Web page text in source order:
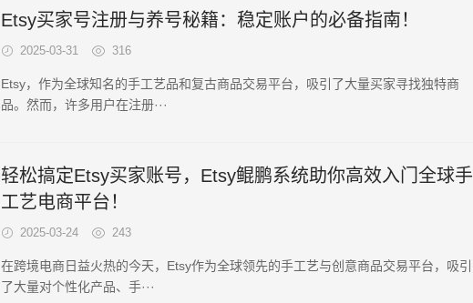
Etsy买家号注册与养号秘籍：稳定账户的必备指南！
2025-03-31 316
Etsy，作为全球知名的手工艺品和复古商品交易平台，吸引了大量买家寻找独特商
品。然而，许多用户在注册···
轻松搞定Etsy买家账号，Etsy鲲鹏系统助你高效入门全球手
工艺电商平台！
2025-03-24 243
在跨境电商日益火热的今天，Etsy作为全球领先的手工艺与创意商品交易平台，吸引
了大量对个性化产品、手···